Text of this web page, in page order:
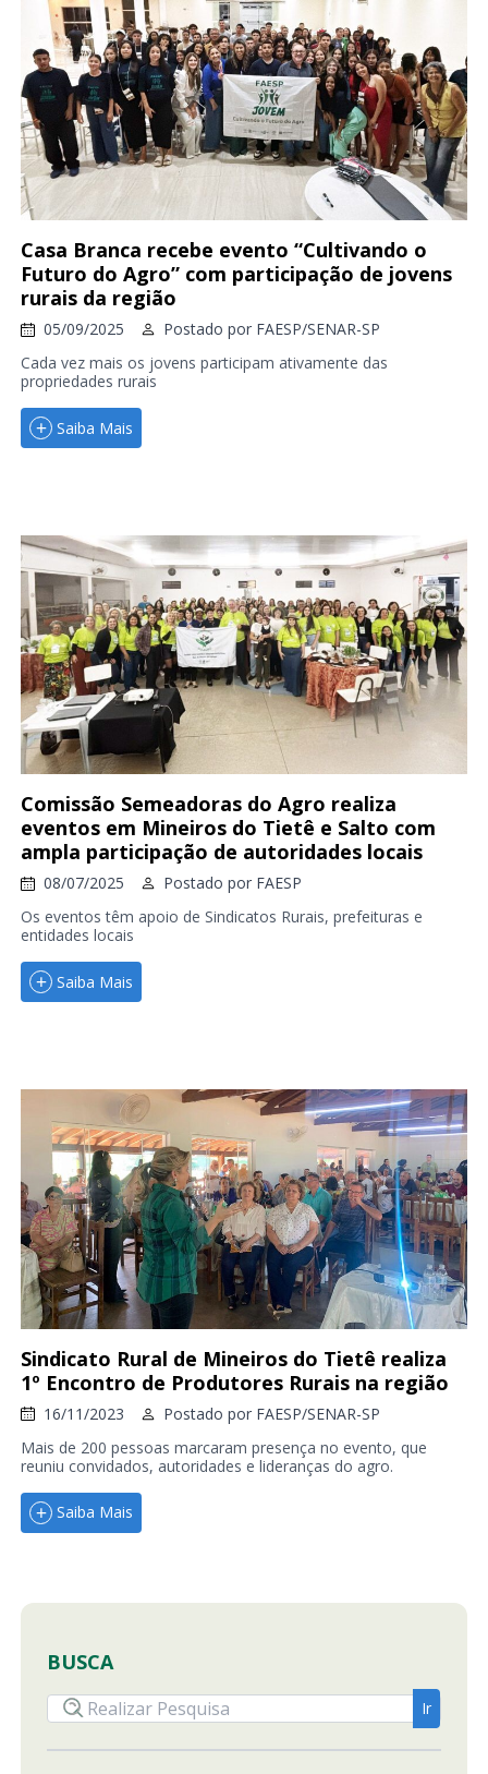
Casa Branca recebe evento “Cultivando o
Futuro do Agro” com participação de jovens
rurais da região
05/09/2025 Postado por FAESP/SENAR-SP
Cada vez mais os jovens participam ativamente das
propriedades rurais
Saiba Mais
Comissão Semeadoras do Agro realiza
eventos em Mineiros do Tietê e Salto com
ampla participação de autoridades locais
08/07/2025 Postado por FAESP
Os eventos têm apoio de Sindicatos Rurais, prefeituras e
entidades locais
Saiba Mais
Sindicato Rural de Mineiros do Tietê realiza
1º Encontro de Produtores Rurais na região
16/11/2023 Postado por FAESP/SENAR-SP
Mais de 200 pessoas marcaram presença no evento, que
reuniu convidados, autoridades e lideranças do agro.
Saiba Mais
BUSCA